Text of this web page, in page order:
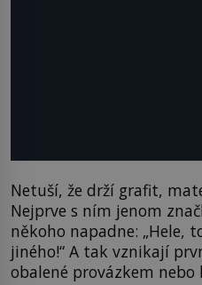
Netuší, že drží grafit,
Nejprve s ním jenom
někoho napadne: „Hele,
jiného!“ A tak vznikají
obalené provázkem nebo